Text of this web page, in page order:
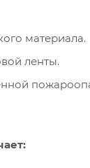
материала.
ленты.